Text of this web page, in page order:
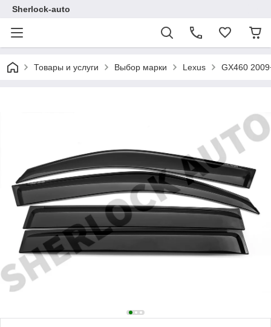
Sherlock-auto
Товары и услуги Выбор марки Lexus GX460